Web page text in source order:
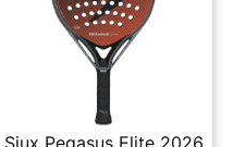
Siux Pegasus Elite 2026